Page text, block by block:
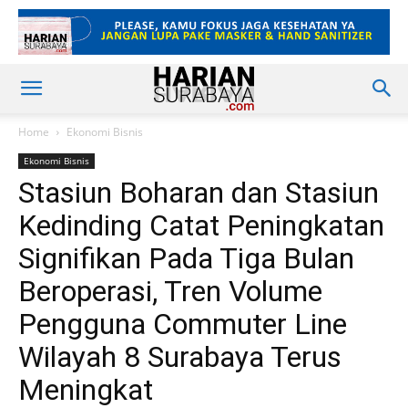
Home Ekonomi Bisnis
Ekonomi Bisnis
Stasiun Boharan dan Stasiun
Kedinding Catat Peningkatan
Signifikan Pada Tiga Bulan
Beroperasi, Tren Volume
Pengguna Commuter Line
Wilayah 8 Surabaya Terus
Meningkat